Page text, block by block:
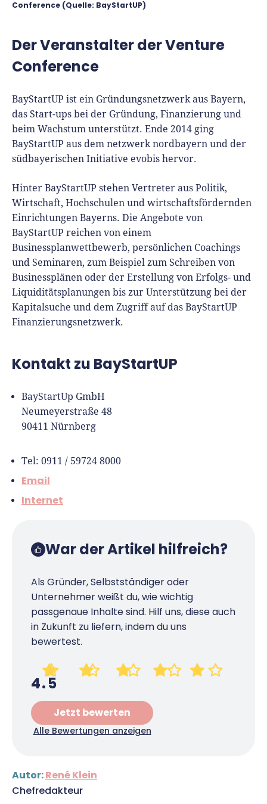
Conference (Quelle: BayStartUP)
Der Veranstalter der Venture
Conference
BayStartUP ist ein Gründungsnetzwerk aus Bayern,
das Start-ups bei der Gründung, Finanzierung und
beim Wachstum unterstützt. Ende 2014 ging
BayStartUP aus dem netzwerk nordbayern und der
südbayerischen Initiative evobis hervor.
Hinter BayStartUP stehen Vertreter aus Politik,
Wirtschaft, Hochschulen und wirtschaftsfördernden
Einrichtungen Bayerns. Die Angebote von
BayStartUP reichen von einem
Businessplanwettbewerb, persönlichen Coachings
und Seminaren, zum Beispiel zum Schreiben von
Businessplänen oder der Erstellung von Erfolgs- und
Liquiditätsplanungen bis zur Unterstützung bei der
Kapitalsuche und dem Zugriff auf das BayStartUP
Finanzierungsnetzwerk.
Kontakt zu BayStartUP
BayStartUp GmbH
Neumeyerstraße 48
90411 Nürnberg
Tel: 0911 / 59724 8000
Email
Internet
War der Artikel hilfreich?
Als Gründer, Selbstständiger oder
Unternehmer weißt du, wie wichtig
passgenaue Inhalte sind. Hilf uns, diese auch
in Zukunft zu liefern, indem du uns
bewertest.
4.5
Jetzt bewerten
Alle Bewertungen anzeigen
Autor:René Klein
Chefredakteur